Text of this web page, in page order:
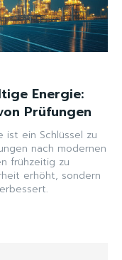
Energie:
Prüfungen
ist ein Schlüssel zu
nach modernen
frühzeitig zu
erhöht, sondern